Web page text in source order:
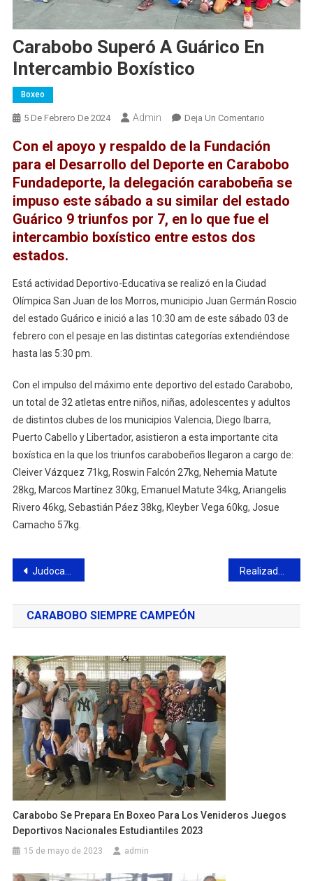
Carabobo Superó A Guárico En
Intercambio Boxístico
Boxeo
5 De Febrero De 2024 Admin Deja Un ComentarioEn
Superó
A
Guárico
En
Intercambio
Con el apoyo y respaldo de la Fundación
para el Desarrollo del Deporte en Carabobo
Fundadeporte, la delegación carabobeña se
impuso este sábado a su similar del estado
Guárico 9 triunfos por 7, en lo que fue el
intercambio boxístico entre estos dos
estados.
Está actividad Deportivo-Educativa se realizó en la Ciudad
Olímpica San Juan de los Morros, municipio Juan Germán Roscio
del estado Guárico e inició a las 10:30 am de este sábado 03 de
febrero con el pesaje en las distintas categorías extendiéndose
hasta las 5:30 pm.
Con el impulso del máximo ente deportivo del estado Carabobo,
un total de 32 atletas entre niños, niñas, adolescentes y adultos
de distintos clubes de los municipios Valencia, Diego Ibarra,
Puerto Cabello y Libertador, asistieron a esta importante cita
boxística en la que los triunfos carabobeños llegaron a cargo de:
Cleiver Vázquez 71kg, Roswin Falcón 27kg, Nehemia Matute
28kg, Marcos Martínez 30kg, Emanuel Matute 34kg, Ariangelis
Rivero 46kg, Sebastián Páez 38kg, Kleyber Vega 60kg, Josue
Camacho 57kg.
Navegación
de
entradas
Judocas carabobeños participaron en el chequeo rumbo al Campeonato Nacional de Judo 2024
CARABOBO SIEMPRE CAMPEÓN
Carabobo Se Prepara En Boxeo Para Los Venideros Juegos
Deportivos Nacionales Estudiantiles 2023
15 de mayo de 2023 admin